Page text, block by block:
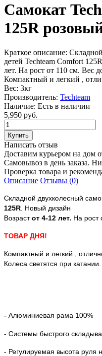
Самокат
125R
Краткое описание:
детей Techteam Comfort
лет. На рост от 110 см.
Компактный и легкий ,
Вес: 3кг
Производитель: Techteam
Наличие: Есть в наличии
5,950 руб.
Написать отзыв
Доставим курьером на дом
Самовывоз в день заказа.
Проверка товара и
Описание Отзывы (0)
Складной двухколесный
125R . Новый дизайн
Возрастот 4-12 лет. На рост
ТОВАР ДНЯ!
Компактный и легкий ,
Колеса светятся при катании.
- Алюминиевая рама 100%
- Системы быстрого
- Регулируемая высота руля